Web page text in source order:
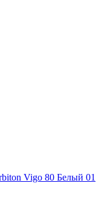
Vigo 80 Белый 01